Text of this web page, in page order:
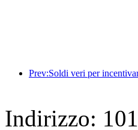
Indirizzo: